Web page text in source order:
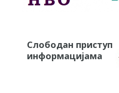
Слободан приступ
информацијама